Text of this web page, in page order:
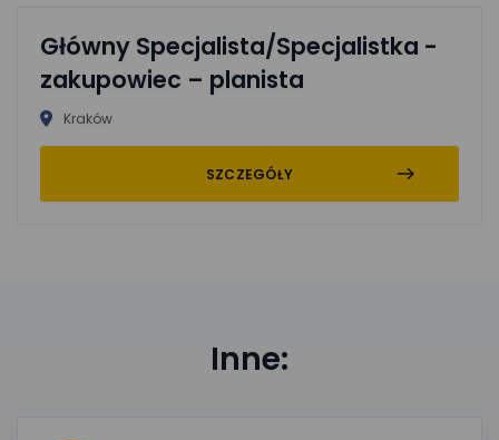
Główny Specjalista/Specjalistka -
zakupowiec – planista
Kraków
SZCZEGÓŁY
Inne: